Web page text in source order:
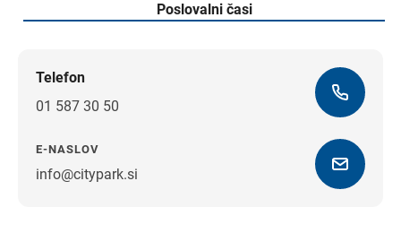
Poslovalni časi
Telefon
01 587 30 50
E-NASLOV
info@citypark.si